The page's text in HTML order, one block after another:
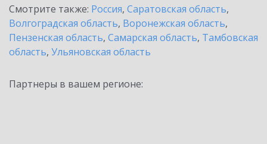
Смотрите также: Россия, Саратовская область,
Волгоградская область, Воронежская область,
Пензенская область, Самарская область, Тамбовская
область, Ульяновская область
Партнеры в вашем регионе: